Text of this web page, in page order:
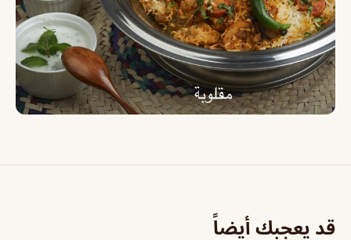
قد يعجبك أيضاً